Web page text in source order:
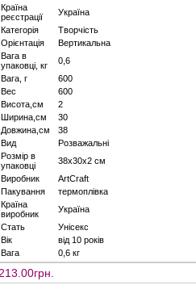
Країна
реєстрації
Україна
Категорія
Творчість
Орієнтація
Вертикальна
Вага в
упаковці, кг
0,6
Вага, г
600
Вес
600
Висота,см
2
Ширина,см
30
Довжина,см
38
Вид
Розважальні
Розмір в
упаковці
38х30х2 см
Виробник
ArtCraft
Пакування
термоплівка
Країна
виробник
Україна
Стать
Унісекс
Вік
від 10 років
Вага
0,6 кг
213.00грн.